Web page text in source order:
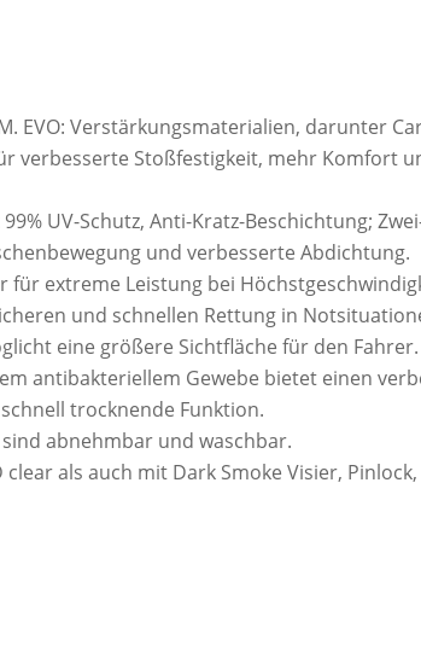
EVO: Verstärkungsmaterialien, darunter
verbesserte Stoßfestigkeit, mehr Komfort
UV-Schutz, Anti-Kratz-Beschichtung;
und verbesserte Abdichtung.
für extreme Leistung bei
und schnellen Rettung in
eine größere Sichtfläche für den Fahrer.
antibakteriellem Gewebe bietet einen
trocknende Funktion.
abnehmbar und waschbar.
als auch mit Dark Smoke Visier,